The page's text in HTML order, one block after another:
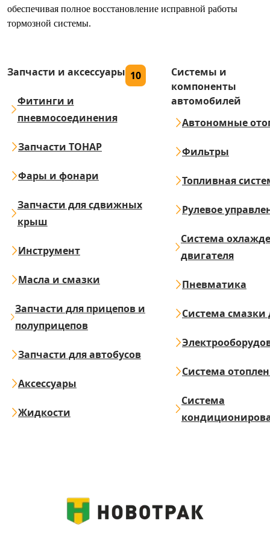
обеспечивая полное восстановление исправной работы
тормозной системы.
Запчасти и аксессуары 10
Фитинги и
пневмосоединения
Запчасти ТОНАР
Фары и фонари
Запчасти для сдвижных
крыш
Инструмент
Масла и смазки
Запчасти для прицепов и
полуприцепов
Запчасти для автобусов
Аксессуары
Жидкости
Системы и
компоненты
автомобилей
Автономные
Фильтры
Топливная
Рулевое
Система
двигателя
Пневматика
Система смазки
Система
Система